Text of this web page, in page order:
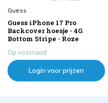
Guess
Guess iPhone 17 Pro
Backcover hoesje - 4G
Bottom Stripe - Roze
Op voorraad
Login voor prijzen